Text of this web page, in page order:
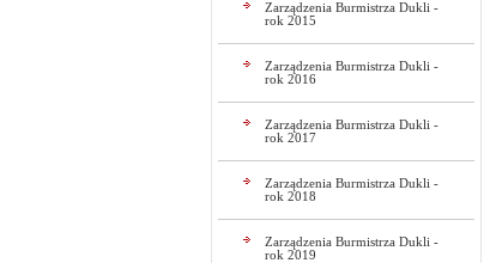
Zarządzenia Burmistrza Dukli -
rok 2015
Zarządzenia Burmistrza Dukli -
rok 2016
Zarządzenia Burmistrza Dukli -
rok 2017
Zarządzenia Burmistrza Dukli -
rok 2018
Zarządzenia Burmistrza Dukli -
rok 2019